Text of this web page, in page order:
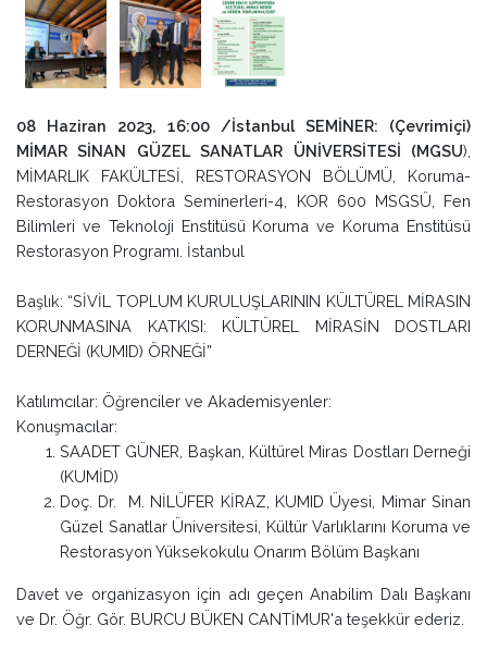
08 Haziran 2023, 16:00 /İstanbul SEMİNER: (Çevrimiçi)
MİMAR SİNAN GÜZEL SANATLAR ÜNİVERSİTESİ (MGSU),
MİMARLIK FAKÜLTESİ, RESTORASYON BÖLÜMÜ, Koruma-
Restorasyon Doktora Seminerleri-4, KOR 600 MSGSÜ, Fen
Bilimleri ve Teknoloji Enstitüsü Koruma ve Koruma Enstitüsü
Restorasyon Programı. İstanbul
Başlık: “SİVİL TOPLUM KURULUŞLARININ KÜLTÜREL MİRASIN
KORUNMASINA KATKISI: KÜLTÜREL MİRASİN DOSTLARI
DERNEĞİ (KUMID) ÖRNEĞİ”
Katılımcılar: Öğrenciler ve Akademisyenler:
Konuşmacılar:
SAADET GÜNER, Başkan, Kültürel Miras Dostları Derneği
(KUMİD)
Doç. Dr. M. NİLÜFER KİRAZ, KUMID Üyesi, Mimar Sinan
Güzel Sanatlar Üniversitesi, Kültür Varlıklarını Koruma ve
Restorasyon Yüksekokulu Onarım Bölüm Başkanı
Davet ve organizasyon için adı geçen Anabilim Dalı Başkanı
ve Dr. Öğr. Gör. BURCU BÜKEN CANTİMUR'a teşekkür ederiz.